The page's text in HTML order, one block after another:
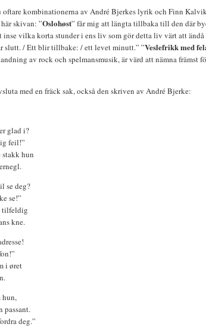
oftare kombinationerna av André Bjerkes lyrik och Finn
skivan: ”Oslohøst” får mig att längta tillbaka till den där
inse vilka korta stunder i ens liv som gör detta liv värt att
slutt. / Ett blir tillbake: / ett levet minutt.” ”Veslefrikk med
av rock och spelmansmusik, är värd att nämna främst
med en fräck sak, också den skriven av André Bjerke:
glad i?
feil!”
stakk hun
se deg?
se!”
tilfeldig
kne.
i øret
hun,
passant.
deg.”